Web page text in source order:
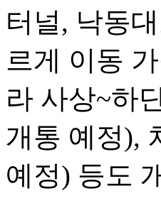
터널, 낙동
르게 이동
라 사상~하
개통 예정),
예정) 등도